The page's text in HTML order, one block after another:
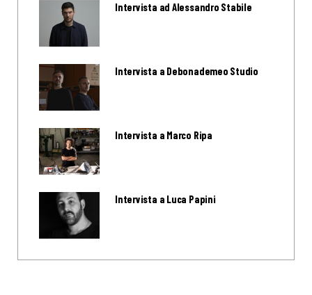
Intervista ad Alessandro Stabile
Intervista a Debonademeo Studio
Intervista a Marco Ripa
Intervista a Luca Papini